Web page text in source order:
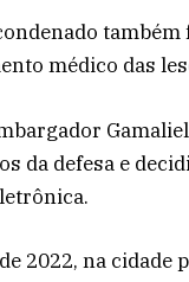
médico das
da defesa e
2022, na cidade